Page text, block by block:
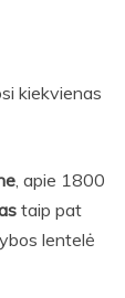
kiekvienas
, apie 1800
taip pat
lentelė